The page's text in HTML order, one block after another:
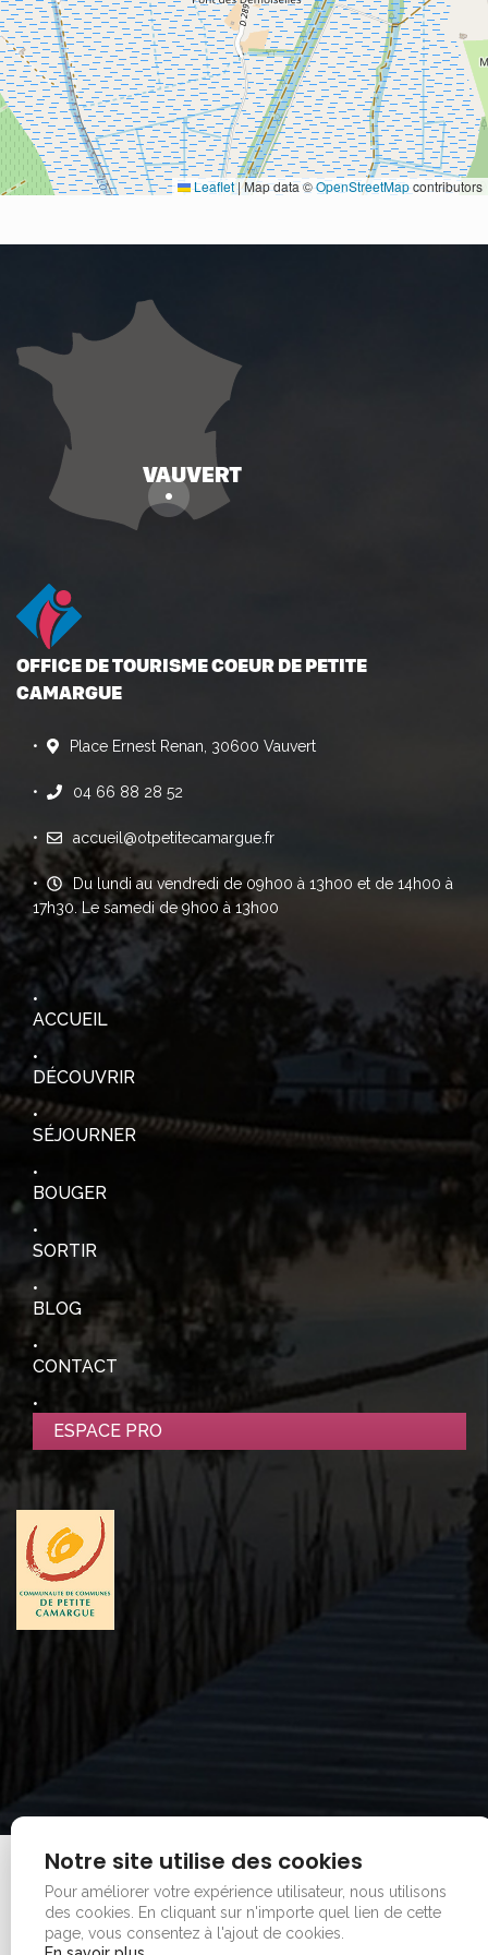
Leaflet|Map data ©OpenStreetMapcontributors
OFFICE DE TOURISME COEUR DE PETITE
CAMARGUE
Place Ernest Renan, 30600 Vauvert
04 66 88 28 52
accueil@otpetitecamargue.fr
Du lundi au vendredi de 09h00 à 13h00 et de 14h00 à
17h30. Le samedi de 9h00 à 13h00
ACCUEIL
DÉCOUVRIR
SÉJOURNER
BOUGER
SORTIR
BLOG
CONTACT
ESPACE PRO
Mentions legales
Copyright © 2026 - Office de tourisme - Vauvert. Tous
Notre site utilise des cookies
Pour améliorer votre expérience utilisateur, nous utilisons
des cookies.
En cliquant sur n'importe quel lien de cette
page, vous consentez à l'ajout de cookies.